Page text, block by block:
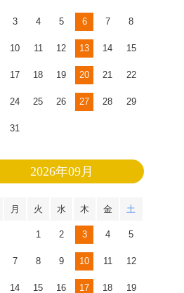
3 4 5 6 7 8
10 11 12 13 14 15
17 18 19 20 21 22
24 25 26 27 28 29
31
2026年09月
月 火 水 木 金 土
1 2 3 4 5
7 8 9 10 11 12
14 15 16 17 18 19